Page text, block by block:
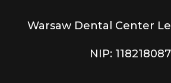
Warsaw Dental Center
NIP: